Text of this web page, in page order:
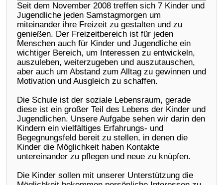
Seit dem November 2008 treffen sich 7 Kinder und
Jugendliche jeden Samstagmorgen um
miteinander ihre Freizeit zu gestalten und zu
genießen. Der Freizeitbereich ist für jeden
Menschen auch für Kinder und Jugendliche ein
wichtiger Bereich, um Interessen zu entwickeln,
auszuleben, weiterzugeben und auszutauschen,
aber auch um Abstand zum Alltag zu gewinnen und
Motivation und Ausgleich zu schaffen.
Die Schule ist der soziale Lebensraum, gerade
diese ist ein großer Teil des Lebens der Kinder und
Jugendlichen. Unsere Aufgabe sehen wir darin den
Kindern ein vielfältiges Erfahrungs- und
Begegnungsfeld bereit zu stellen, in denen die
Kinder die Möglichkeit haben Kontakte
untereinander zu pflegen und neue zu knüpfen.
Die Kinder sollen mit unserer Unterstützung die